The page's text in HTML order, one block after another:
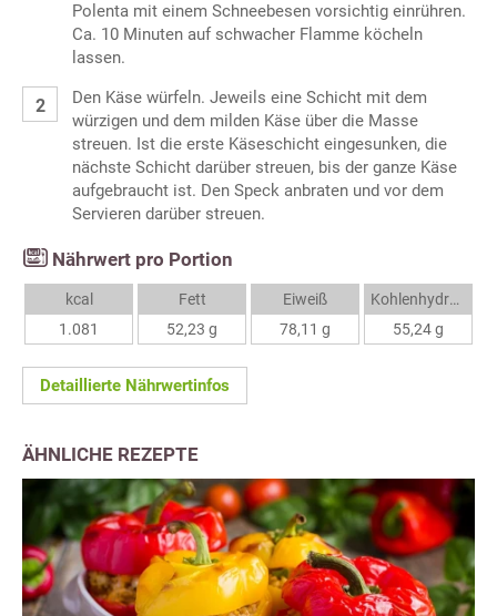
Polenta mit einem Schneebesen vorsichtig einrühren.
Ca. 10 Minuten auf schwacher Flamme köcheln
lassen.
Den Käse würfeln. Jeweils eine Schicht mit dem
würzigen und dem milden Käse über die Masse
streuen. Ist die erste Käseschicht eingesunken, die
nächste Schicht darüber streuen, bis der ganze Käse
aufgebraucht ist. Den Speck anbraten und vor dem
Servieren darüber streuen.
Nährwert pro Portion
kcal
1.081
Fett
52,23 g
Eiweiß
78,11 g
Kohlenhydrate
55,24 g
Detaillierte Nährwertinfos
ÄHNLICHE REZEPTE